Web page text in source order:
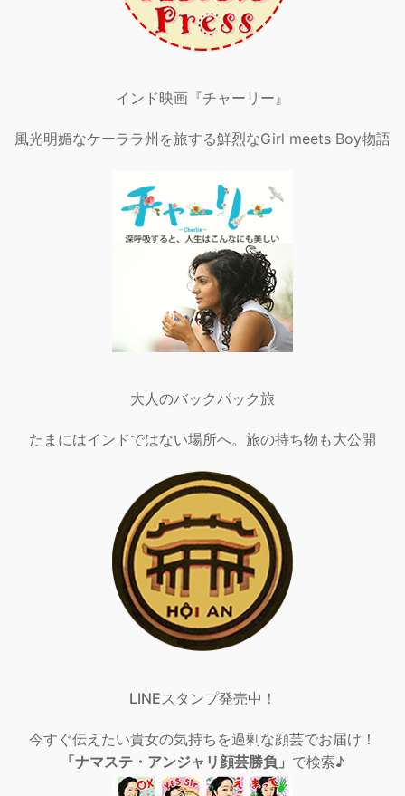
インド映画『チャーリー』
風光明媚なケーララ州を旅する鮮烈なGirl meets Boy物語
大人のバックパック旅
たまにはインドではない場所へ。旅の持ち物も大公開
LINEスタンプ発売中！
今すぐ伝えたい貴女の気持ちを過剰な顔芸でお届け！
「ナマステ・アンジャリ顔芸勝負」 で検索♪